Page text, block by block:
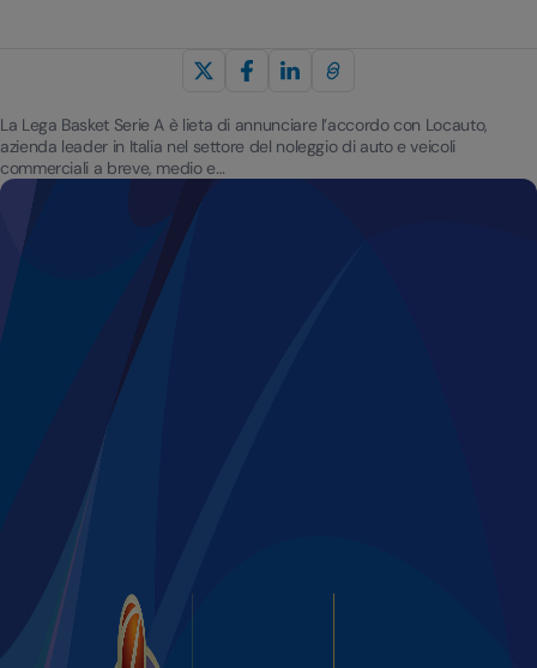
La Lega Basket Serie A è lieta di annunciare l’accordo con Locauto,
azienda leader in Italia nel settore del noleggio di auto e veicoli
commerciali a breve, medio e…